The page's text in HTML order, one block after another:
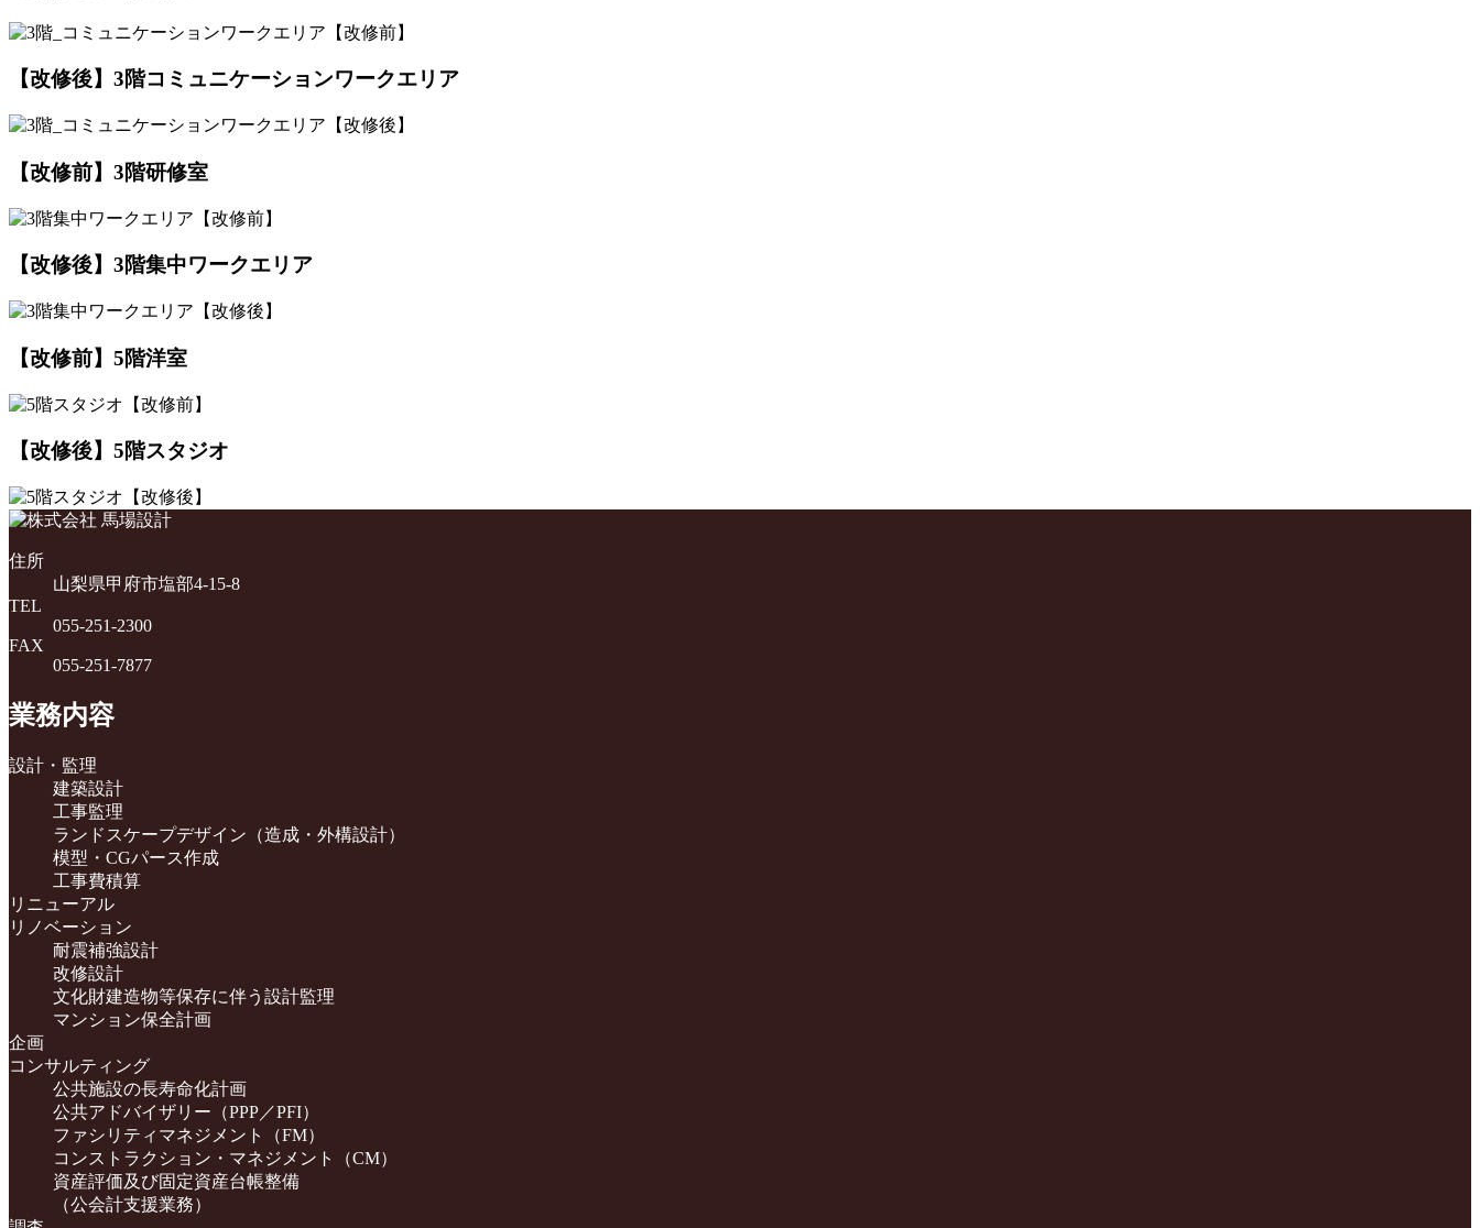
【改修後】3階コミュニケーションワークエリア
【改修前】3階研修室
【改修後】3階集中ワークエリア
【改修前】5階洋室
【改修後】5階スタジオ
住所
山梨県甲府市塩部4-15-8
TEL
055-251-2300
FAX
055-251-7877
業務内容
設計・監理
建築設計
工事監理
ランドスケープデザイン（造成・外構設計）
模型・CGパース作成
工事費積算
リニューアル
リノベーション
耐震補強設計
改修設計
文化財建造物等保存に伴う設計監理
マンション保全計画
企画
コンサルティング
公共施設の長寿命化計画
公共アドバイザリー（PPP／PFI）
ファシリティマネジメント（FM）
コンストラクション・マネジメント（CM）
資産評価及び固定資産台帳整備
（公会計支援業務）